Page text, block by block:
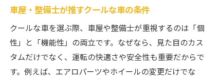
車屋・整備士が推すクールな車の条件
クールな車を選ぶ際、車屋や整備士が重視するのは「個
性」と「機能性」の両立です。なぜなら、見た目のカス
タムだけでなく、運転の快適さや安全性も重要だからで
す。例えば、エアロパーツやホイールの変更だけでな